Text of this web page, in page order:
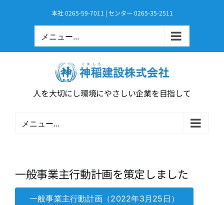
本社 0265-59-7011 | センター 0265-35-2511
メニュー...
人を大切にし環境にやさしい企業を目指して
メニュー...
一般事業主行動計画を策定しました
一般事業主行動計画（2022年3月25日）